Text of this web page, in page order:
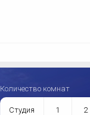
Количество комнат
Студия 1 2